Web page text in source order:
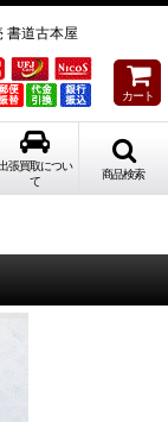
書道古本屋
カート
張買取につい
て
商品検索